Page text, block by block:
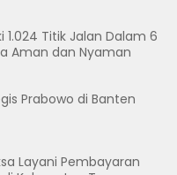
Titik Jalan Dalam 6
Aman dan Nyaman
Prabowo di Banten
Layani Pembayaran